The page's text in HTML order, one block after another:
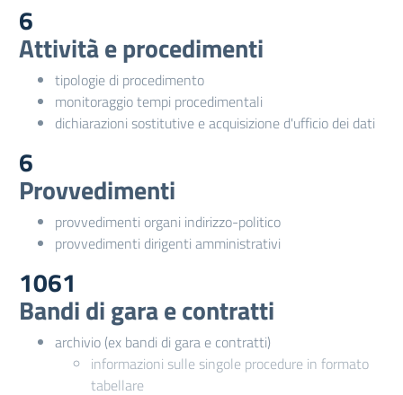
6
Attività e procedimenti
tipologie di procedimento
monitoraggio tempi procedimentali
dichiarazioni sostitutive e acquisizione d'ufficio dei dati
6
Provvedimenti
provvedimenti organi indirizzo-politico
provvedimenti dirigenti amministrativi
1061
Bandi di gara e contratti
archivio (ex bandi di gara e contratti)
informazioni sulle singole procedure in formato
tabellare